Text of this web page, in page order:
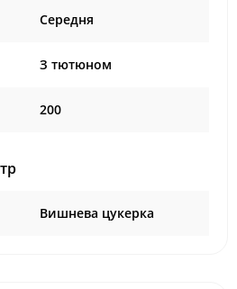
Середня
З тютюном
200
Вишнева цукерка